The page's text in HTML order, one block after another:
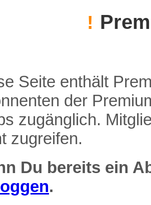
!
Seite enthält
der
zugänglich.
zugreifen.
Du bereits ein
.